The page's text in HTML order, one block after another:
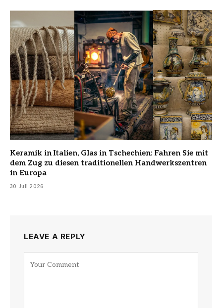
Keramik in Italien, Glas in Tschechien: Fahren Sie mit
dem Zug zu diesen traditionellen Handwerkszentren
in Europa
30 Juli 2026
LEAVE A REPLY